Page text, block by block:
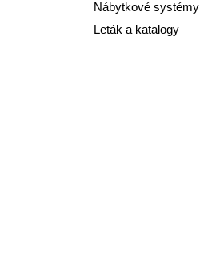
Nábytkové systémy
Leták a katalogy